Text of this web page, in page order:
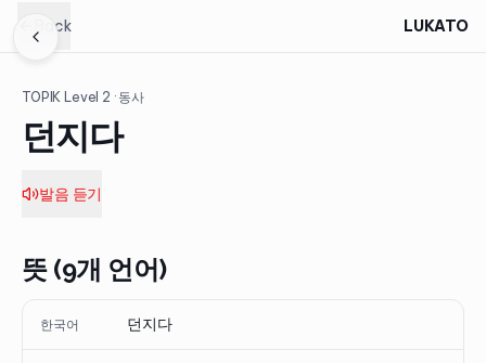
Back LUKATO
TOPIK Level 2 · 동사
던지다
발음 듣기
뜻 (9개 언어)
한국어 던지다